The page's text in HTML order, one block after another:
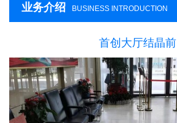
业务介绍 BUSINESS INTRODUCTION
首创大厅结晶前